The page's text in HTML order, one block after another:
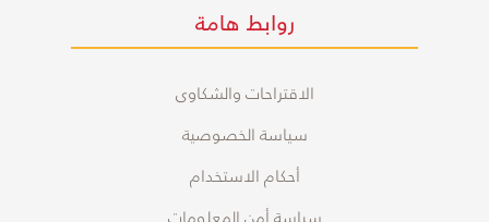
روابط هامة
الاقتراحات والشكاوى
سياسة الخصوصية
أحكام الاستخدام